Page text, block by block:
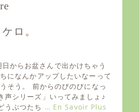
ロ。
からお盆さんで出かけちゃう
になんかアップしたいなーって
そう。 前からのびのびになっ
声シリーズ」いってみましょ♪
うぶつたち … En Savoir Plus